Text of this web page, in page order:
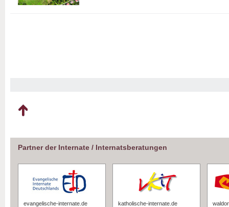
Partner der Internate / Internatsberatungen
evangelische-internate.de
katholische-internate.de